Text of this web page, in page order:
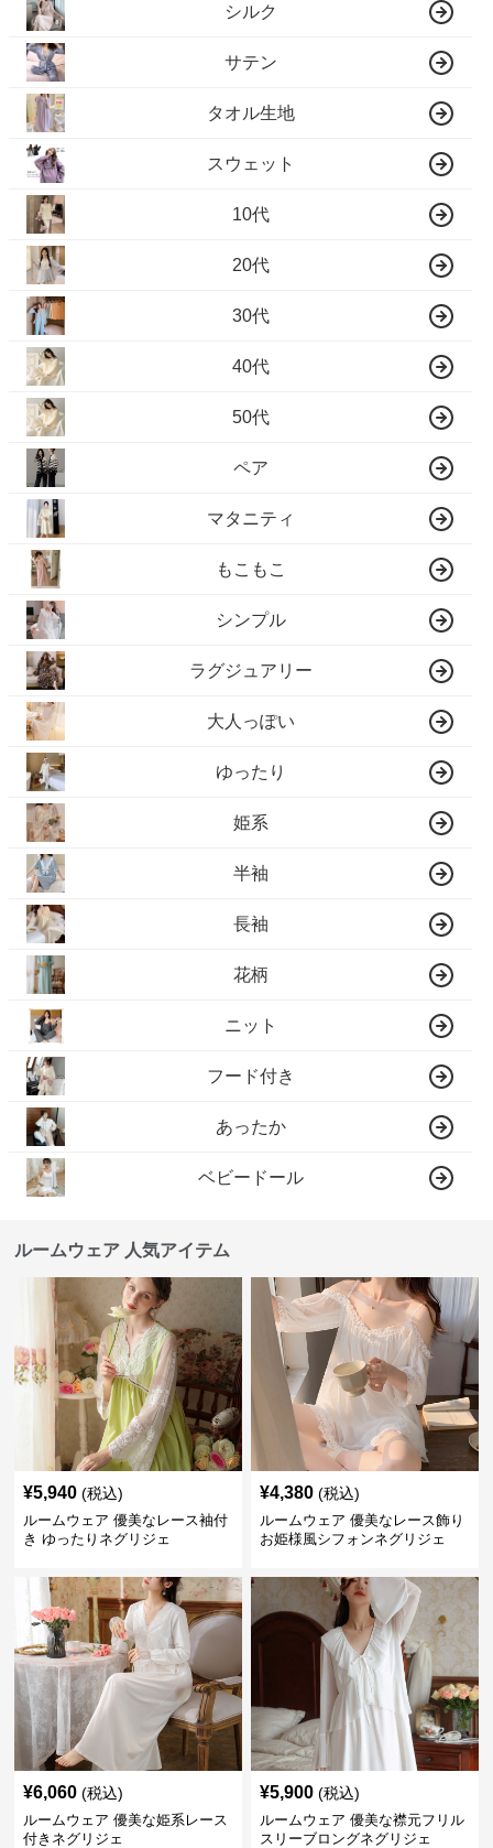
シルク
サテン
タオル生地
スウェット
10代
20代
30代
40代
50代
ペア
マタニティ
もこもこ
シンプル
ラグジュアリー
大人っぽい
ゆったり
姫系
半袖
長袖
花柄
ニット
フード付き
あったか
ベビードール
ルームウェア 人気アイテム
¥5,940 (税込)
ルームウェア 優美なレース袖付
き ゆったりネグリジェ
¥4,380 (税込)
ルームウェア 優美なレース飾り
お姫様風シフォンネグリジェ
¥6,060 (税込)
ルームウェア 優美な姫系レース
付きネグリジェ
¥5,900 (税込)
ルームウェア 優美な襟元フリル
スリーブロングネグリジェ